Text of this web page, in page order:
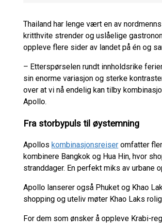
Thailand har lenge vært en av
kritthvite strender og uslåelige
oppleve flere sider av landet på én og
– Etterspørselen rundt innholdsrike
sin enorme variasjon og sterke
over at vi nå endelig kan tilby
Apollo.
Fra storbypuls til øystemning
Apollos kombinasjonsreiser omfatter
kombinere Bangkok og Hua Hin, hvor
stranddager. En perfekt miks av urbane
Apollo lanserer også Phuket og Khao
shopping og uteliv møter Khao Laks
For dem som ønsker å oppleve Krabi-